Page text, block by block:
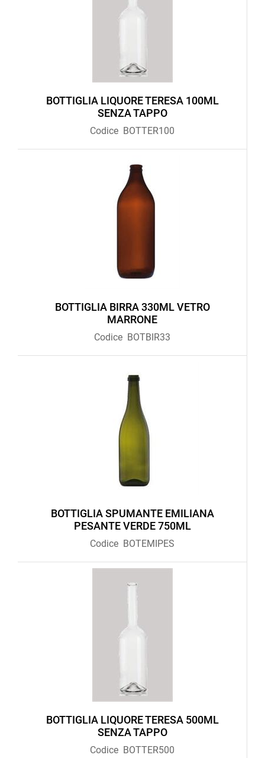
BOTTIGLIA LIQUORE TERESA 100ML
SENZA TAPPO
Codice BOTTER100
BOTTIGLIA BIRRA 330ML VETRO
MARRONE
Codice BOTBIR33
BOTTIGLIA SPUMANTE EMILIANA
PESANTE VERDE 750ML
Codice BOTEMIPES
BOTTIGLIA LIQUORE TERESA 500ML
SENZA TAPPO
Codice BOTTER500